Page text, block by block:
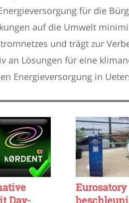
für die
auf die Umwelt
und trägt zur
an Lösungen für eine
Energieversorgung in
Day-
Eurosatory